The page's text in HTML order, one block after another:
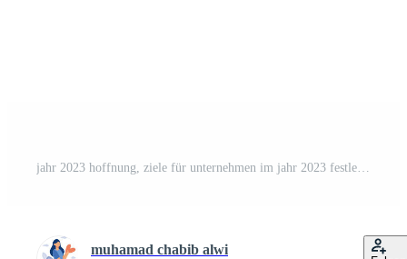
jahr 2023 hoffnung, ziele für unternehmen im jahr 2023 festlegen, leute, die feiern, um silvester von 2022 bis 2023 zu feiern, moderne illustration des flachen vektors setzen Pro Vektor
muhamad chabib alwi